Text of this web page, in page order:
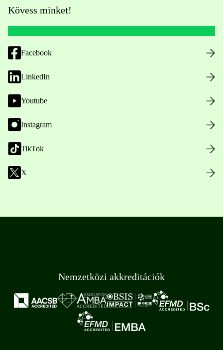
Kövess minket!
Facebook
LinkedIn
Youtube
Instagram
TikTok
X
Nemzetközi akkreditációk